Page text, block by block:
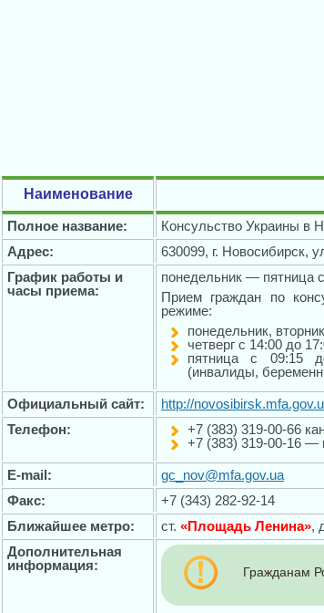
Наименование
Полное название:
Консульство Украины в
Адрес:
630099, г.
График работы и
часы приема:
понедельник — пятница
Прием граждан по
режиме:
понедельник,
четверг с 14:00 до
пятница с 09:15
(инвалиды,
Официальный сайт:
http://
Телефон:
+7 (383) 319-00-66
+7 (383) 319-00-16 —
E-mail:
gc_nov@mfa.gov.ua
Факс:
+7 (343) 282-92-14
Ближайшее метро:
ст. «Площадь Ленина»,
Дополнительная
информация:
Гражданам